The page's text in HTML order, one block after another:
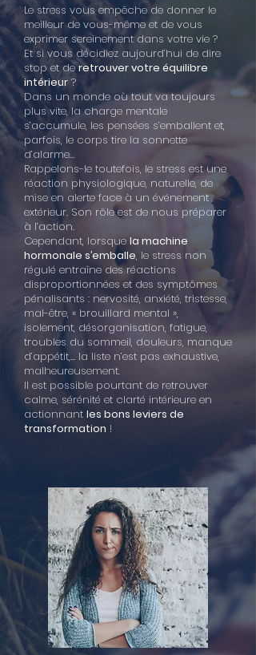
Le stress vous empêche de donner le
meilleur de vous-même et de vous
exprimer sereinement dans votre vie ?
Et si vous décidiez aujourd’hui de dire
stop et deretrouver votre équilibre
intérieur ?
Dans un monde où tout va toujours
plus vite, la charge mentale
s’accumule, les pensées s’emballent et,
parfois, le corps tire la sonnette
d’alarme…
Rappelons-le toutefois, le stress est une
réaction physiologique, naturelle, de
mise en alerte face à un événement
extérieur. Son rôle est de nous préparer
à l’action.
Cependant, lorsquela machine
hormonale s’emballe, le stress non
régulé entraîne des réactions
disproportionnées et des symptômes
pénalisants : nervosité, anxiété, tristesse,
mal-être, « brouillard mental »,
isolement, désorganisation, fatigue,
troubles du sommeil, douleurs, manque
d’appétit,… la liste n’est pas exhaustive,
malheureusement.
Il est possible pourtant de retrouver
calme, sérénité et clarté intérieure en
actionnant les bons leviers de
transformation !